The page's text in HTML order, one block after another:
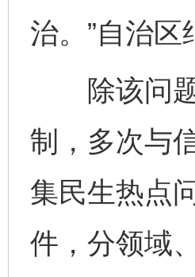
治。”自治
除该问题
制，多次与
集民生热点
件，分领域